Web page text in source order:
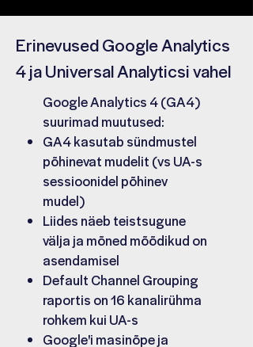
Erinevused Google Analytics
4 ja Universal Analyticsi vahel
Google Analytics 4 (GA4)
suurimad muutused:
GA4 kasutab sündmustel
põhinevat mudelit (vs UA-s
sessioonidel põhinev
mudel)
Liides näeb teistsugune
välja ja mõned mõõdikud on
asendamisel
Default Channel Grouping
raportis on 16 kanalirühma
rohkem kui UA-s
Google'i masinõpe ja